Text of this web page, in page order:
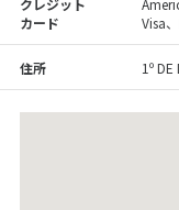
クレジット
カード
Visa
住所 1º